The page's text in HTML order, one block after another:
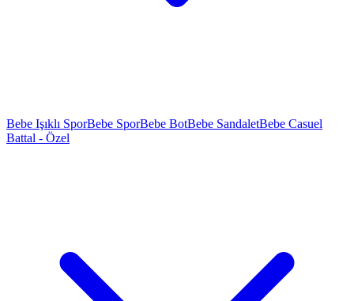
Bebe Işıklı SporBebe SporBebe BotBebe SandaletBebe Casuel
Battal - Özel